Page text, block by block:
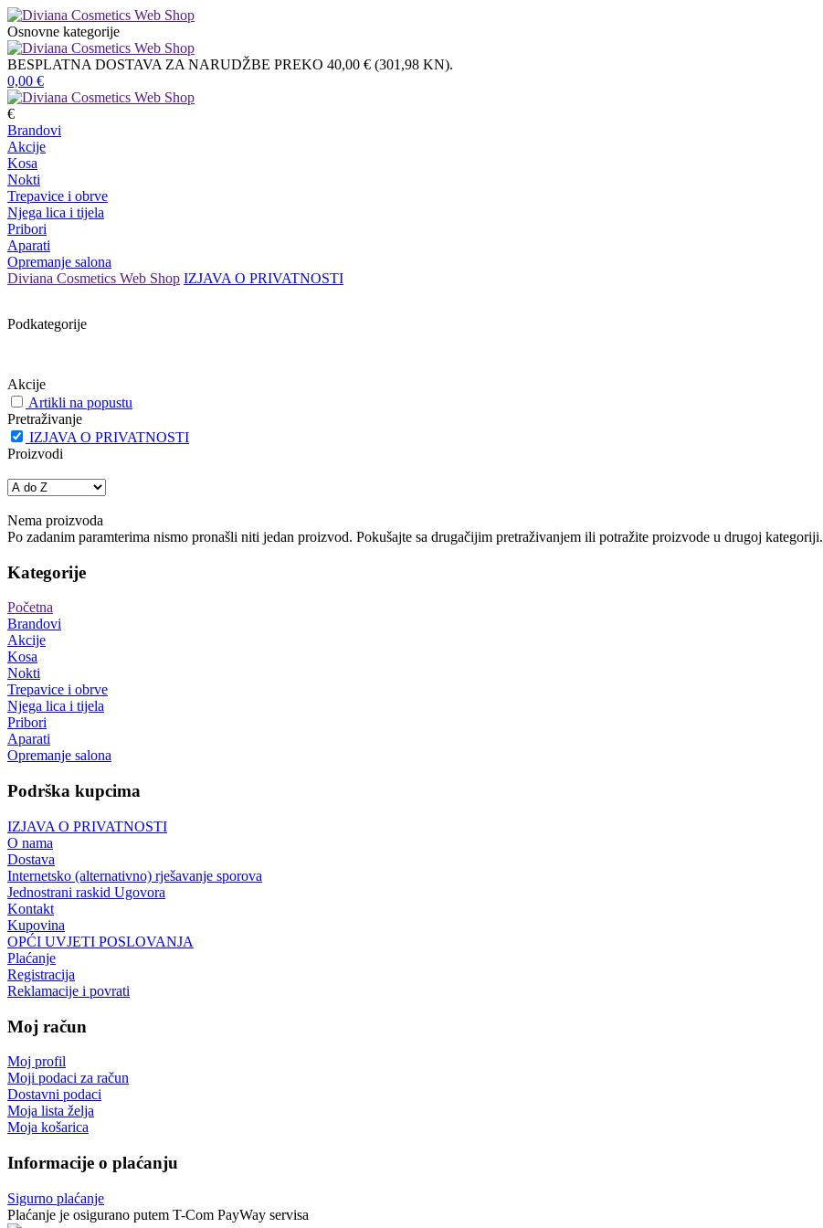
Osnovne kategorije
BESPLATNA DOSTAVA ZA NARUDŽBE PREKO 40,00 € (301,98 KN).
0,00 €
€
Brandovi
Akcije
Kosa
Nokti
Trepavice i obrve
Njega lica i tijela
Pribori
Aparati
Opremanje salona
Diviana Cosmetics Web Shop IZJAVA O PRIVATNOSTI
Podkategorije
Akcije
Artikli na popustu
Pretraživanje
IZJAVA O PRIVATNOSTI
Proizvodi
Nema proizvoda
Po zadanim paramterima nismo pronašli niti jedan proizvod. Pokušajte sa drugačijim pretraživanjem ili potražite proizvode u drugoj kategoriji.
Kategorije
Početna
Brandovi
Akcije
Kosa
Nokti
Trepavice i obrve
Njega lica i tijela
Pribori
Aparati
Opremanje salona
Podrška kupcima
IZJAVA O PRIVATNOSTI
O nama
Dostava
Internetsko (alternativno) rješavanje sporova
Jednostrani raskid Ugovora
Kontakt
Kupovina
OPĆI UVJETI POSLOVANJA
Plaćanje
Registracija
Reklamacije i povrati
Moj račun
Moj profil
Moji podaci za račun
Dostavni podaci
Moja lista želja
Moja košarica
Informacije o plaćanju
Sigurno plaćanje
Plaćanje je osigurano putem T-Com PayWay servisa